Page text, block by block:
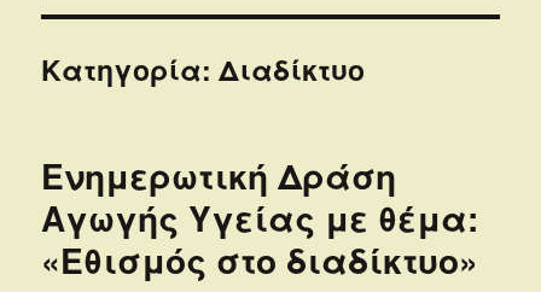
Κατηγορία:Διαδίκτυο
Ενημερωτική Δράση
Αγωγής Υγείας με θέμα:
«Εθισμός στο διαδίκτυο»